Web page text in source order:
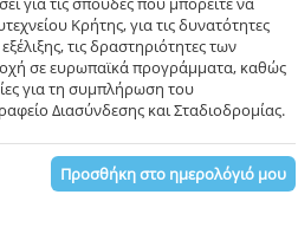
Κρήτης, για τις δυνατότητες
τις δραστηριότητες των
σε ευρωπαϊκά προγράμματα, καθώς
για τη συμπλήρωση του
Διασύνδεσης και Σταδιοδρομίας.
Προσθήκη στο ημερολόγιό μου